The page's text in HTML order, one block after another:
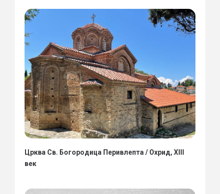
Црква Св. Богородица Перивлепта / Охрид, XIII
век